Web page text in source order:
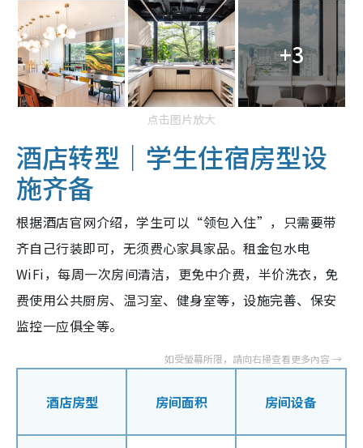
+3
点击图片放大
酒店转型｜学生住宿房型设
施齐备
根据酒店官网介绍，学生可以“领包入住”，只需要带
齐自己行装即可，无须费心家具家品。租金包水电
WiFi，每周一次房间清洁，更免中介费，半价洗衣，免
费使用公共厨房、温习室、健身室等，设施完善、保安
监控一应俱全等。
酒店房型 房间面积 房间设备